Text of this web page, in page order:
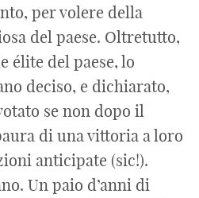
per volere della
del paese. Oltretutto,
élite del paese, lo
deciso, e dichiarato,
se non dopo il
di una vittoria a loro
anticipate (sic!).
Un paio d’anni di